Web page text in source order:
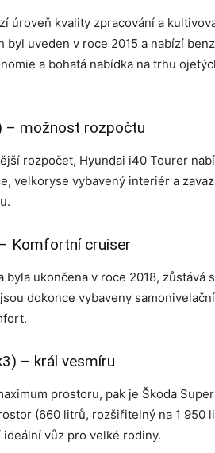
úroveň kvality zpracování a
byl uveden v roce 2015 a nabízí
a bohatá nabídka na trhu
– možnost rozpočtu
rozpočet, Hyundai i40 Tourer
velkoryse vybavený interiér a
Komfortní cruiser
byla ukončena v roce 2018, zůstává
dokonce vybaveny
– král vesmíru
prostoru, pak je Škoda
(660 litrů, rozšiřitelný na 1 950
vůz pro velké rodiny.